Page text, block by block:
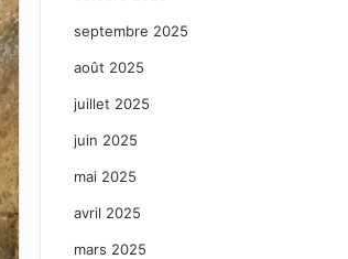
septembre 2025
août 2025
juillet 2025
juin 2025
mai 2025
avril 2025
mars 2025